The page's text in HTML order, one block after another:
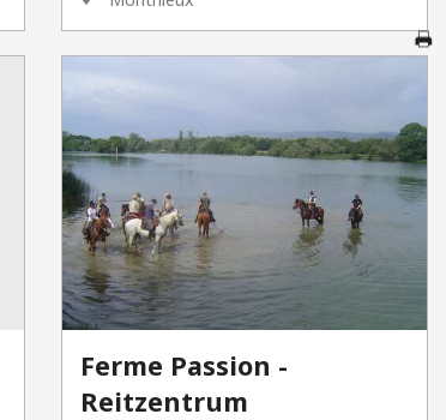
Ferme Passion -
Reitzentrum